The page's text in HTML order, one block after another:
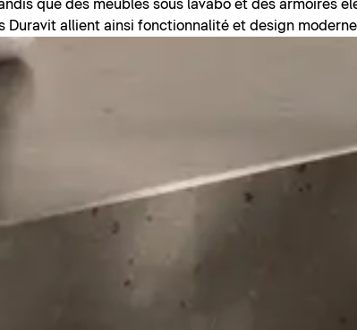
que des meubles sous lavabo et des armoires
Duravit allient ainsi fonctionnalité et design